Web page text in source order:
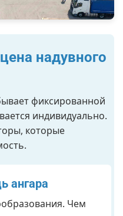
надувного
фиксированной
индивидуально.
которые
ангара
Чем